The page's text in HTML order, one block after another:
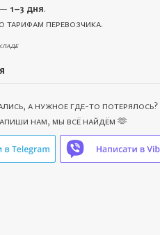
талон
1–3 дня.
перевозчика.
а нужное где-то потерялось?
нам, мы всё найдём 🫶